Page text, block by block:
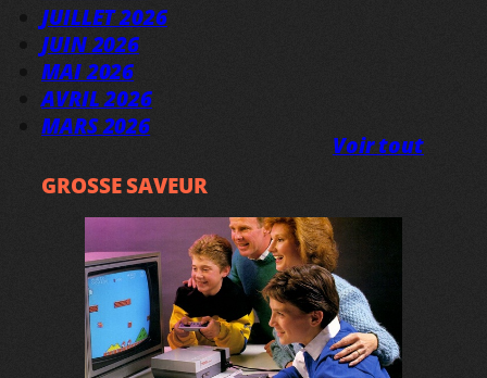
JUILLET 2026
JUIN 2026
MAI 2026
AVRIL 2026
MARS 2026
Voir tout
GROSSE SAVEUR